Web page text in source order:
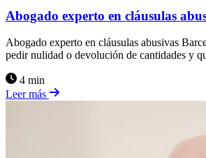
Abogado experto en cláusulas
Abogado experto en cláusulas abusivas
pedir nulidad o devolución de cantidades y
4 min
Leer más